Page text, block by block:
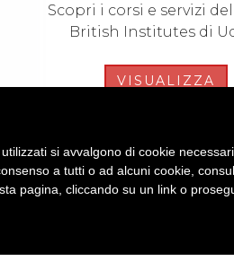
Scopri i corsi e servizi
British Institutes di
VISUALIZZA
si avvalgono di cookie
a tutti o ad alcuni cookie,
pagina, cliccando su un link o